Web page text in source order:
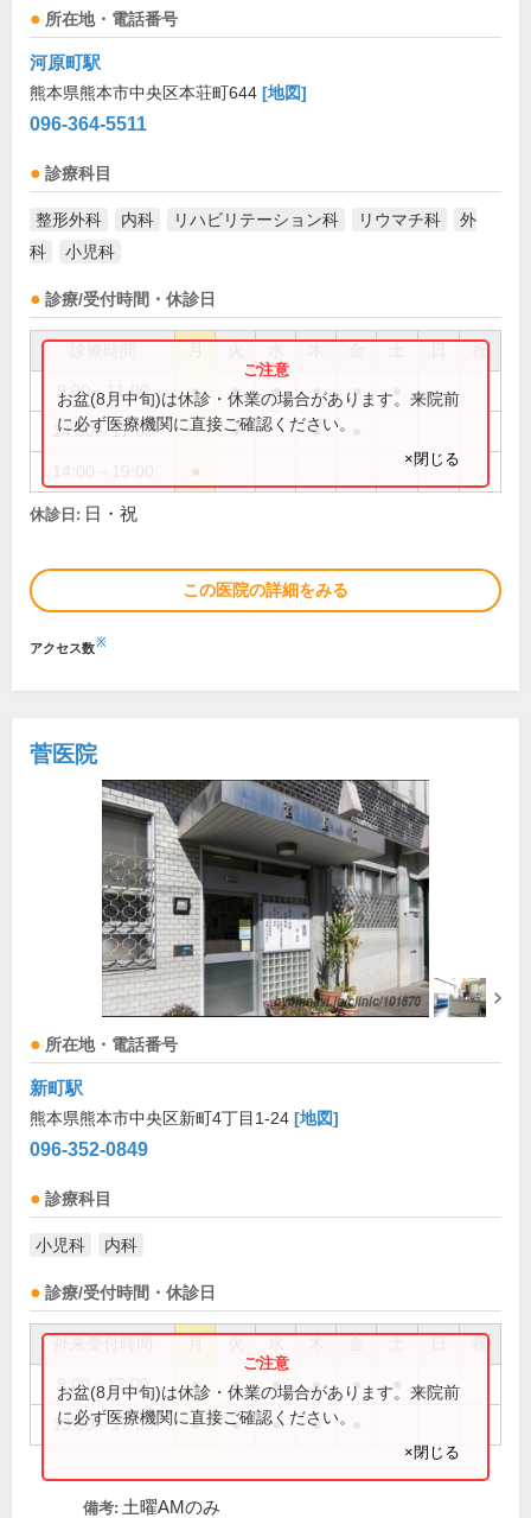
所在地・電話番号
河原町駅
熊本県熊本市中央区本荘町644 [地図]
096-364-5511
診療科目
整形外科 内科 リハビリテーション科 リウマチ科
外
科
小児科
診療/受付時間・休診日
祝
9:00～11:00 ● ● ● ● ●
14:00～17:00 ● ●
お盆(8月中旬)は休診・休業の場合があります。来院前
に必ず医療機関に直接ご確認ください。
×閉じる
休診日: 日・祝
この医院の詳細をみる
アクセス数※
菅医院
所在地・電話番号
新町駅
熊本県熊本市中央区新町4丁目1-24 [地図]
096-352-0849
診療科目
小児科 内科
診療/受付時間・休診日
祝
9:00～12:00 ● ● ● ● ●
13:00～17:30 ● ● ● ●
お盆(8月中旬)は休診・休業の場合があります。来院前
に必ず医療機関に直接ご確認ください。
×閉じる
備考: 土曜AMのみ